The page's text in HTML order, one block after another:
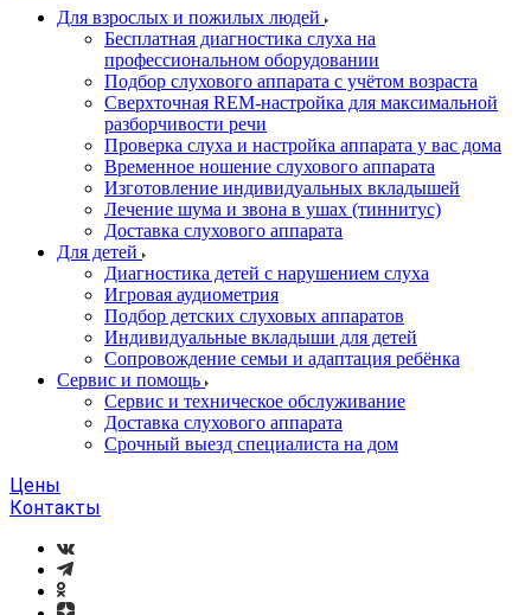
Для взрослых и пожилых людей
Бесплатная диагностика слуха на
профессиональном оборудовании
Подбор слухового аппарата с учётом возраста
Сверхточная REM-настройка для максимальной
разборчивости речи
Проверка слуха и настройка аппарата у вас дома
Временное ношение слухового аппарата
Изготовление индивидуальных вкладышей
Лечение шума и звона в ушах (тиннитус)
Доставка слухового аппарата
Для детей
Диагностика детей с нарушением слуха
Игровая аудиометрия
Подбор детских слуховых аппаратов
Индивидуальные вкладыши для детей
Сопровождение семьи и адаптация ребёнка
Сервис и помощь
Сервис и техническое обслуживание
Доставка слухового аппарата
Срочный выезд специалиста на дом
Цены
Контакты